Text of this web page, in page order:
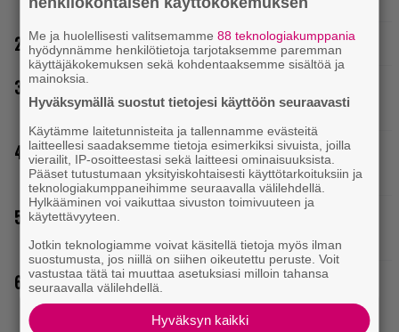
Ubisoftin hittipeli saapui Steamiin
Rakastettu julkaisija täyttää 40 vuotta, valtavat alet
käynnissä – hanki itsellesi klassikoita pikkurahalla
Elokuun PlayStation Plus Essential -pelit ilmestyivät –
mukana todellinen mestariteos
Tulevasta Resident Evil -uusioversiosta näyttäisi tulevan
menestys – jo yli kahden miljoonan pelaajan toivelistalla
Rakastettu pelisarja täyttää 25 vuotta – vuonna 2012
julkaistu osa ilmaiseksi pc:lle, muita osia voi testailla
Me ja huolellisesti valitsemamme88 teknologiakumppania
hyödynnämme henkilötietoja tarjotaksemme paremman
käyttäjäkokemuksen sekä kohdentaaksemme sisältöä ja
mainoksia.
Hyväksymällä suostut tietojesi käyttöön seuraavasti
Käytämme laitetunnisteita ja tallennamme evästeitä
laitteellesi saadaksemme tietoja esimerkiksi sivuista, joilla
vierailit, IP-osoitteestasi sekä laitteesi ominaisuuksista.
Pääset tutustumaan yksityiskohtaisesti käyttötarkoituksiin ja
teknologiakumppaneihimme seuraavalla välilehdellä.
Hylkääminen voi vaikuttaa sivuston toimivuuteen ja
käytettävyyteen.
Jotkin teknologiamme voivat käsitellä tietoja myös ilman
suostumusta, jos niillä on siihen oikeutettu peruste. Voit
vastustaa tätä tai muuttaa asetuksiasi milloin tahansa
seuraavalla välilehdellä.
Hyväksyn kaikki